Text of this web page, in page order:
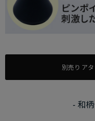
別売り ア
- 和